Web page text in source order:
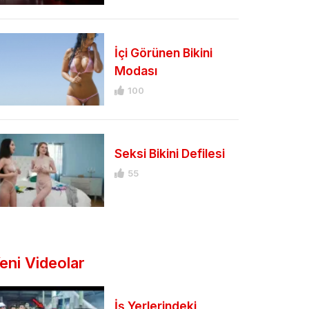
İçi Görünen Bikini
Modası
100
Seksi Bikini Defilesi
55
Videolar
İş Yerlerindeki